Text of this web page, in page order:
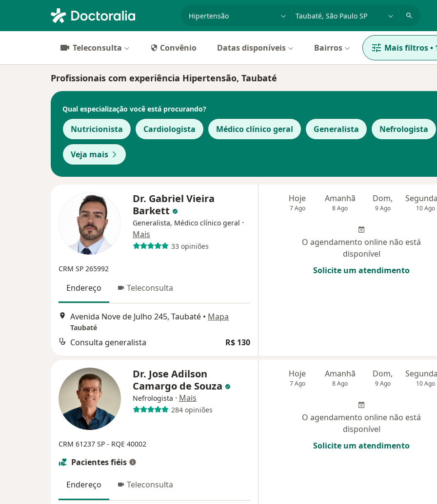
cidade ou região
Teleconsulta Convênio Datas disponíveis Bairros Mais filtros•
Profissionais com experiência Hipertensão, Taubaté
Qual especialização você está procurando?
Nutricionista Cardiologista Médico clínico geral Generalista Nefrologista
Veja mais
Dr. Gabriel Vieira
Barkett
Generalista, Médico clínico geral ·
Mais
33 opiniões
CRM SP 265992
Endereço Teleconsulta
Avenida Nove de Julho 245, Taubaté • Mapa
Taubaté
Consulta generalista R$ 130
Hoje
7 Ago
Amanhã
8 Ago
Dom,
9 Ago 10 Ago
O agendamento online não está
disponível
Solicite um atendimento
Dr. Jose Adilson
Camargo de Souza
Nefrologista · Mais
284 opiniões
CRM 61237 SP - RQE 40002
Pacientes fiéis
Endereço Teleconsulta
Hoje
7 Ago
Amanhã
8 Ago
Dom,
9 Ago 10 Ago
O agendamento online não está
disponível
Solicite um atendimento